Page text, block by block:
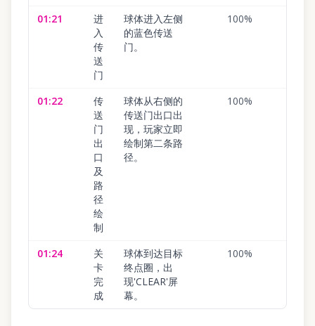
01:21
进
入
传
送
门
球体进入左侧
的蓝色传送
门。
100%
01:22
传
送
门
出
口
及
路
径
绘
制
球体从右侧的
传送门出口出
现，玩家立即
绘制第二条路
径。
100%
01:24
关
卡
完
成
球体到达目标
终点圈，出
现'CLEAR'屏
幕。
100%